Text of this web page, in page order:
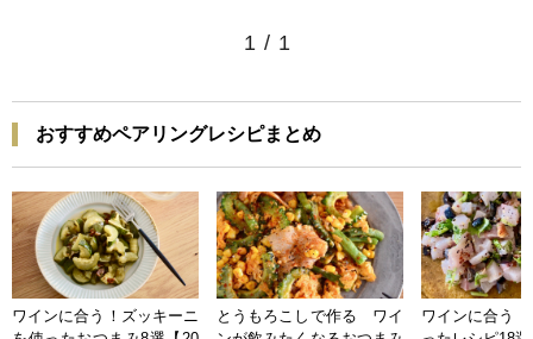
1 / 1
おすすめペアリングレシピまとめ
ワインに合う！ズッキーニ
とうもろこしで作る ワイ
ワインに合う